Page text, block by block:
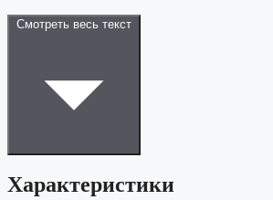
Смотреть весь текст
Характеристики